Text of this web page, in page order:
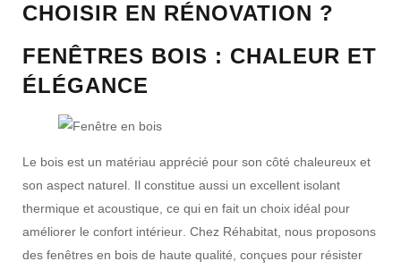
CHOISIR EN RÉNOVATION ?
FENÊTRES BOIS : CHALEUR ET
ÉLÉGANCE
Le bois est un matériau apprécié pour son côté chaleureux et
son aspect naturel. Il constitue aussi un excellent isolant
thermique et acoustique, ce qui en fait un choix idéal pour
améliorer le confort intérieur. Chez Réhabitat, nous proposons
des fenêtres en bois de haute qualité, conçues pour résister